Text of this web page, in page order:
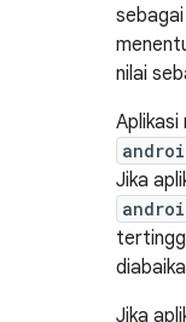
nilai
Jika
Jika